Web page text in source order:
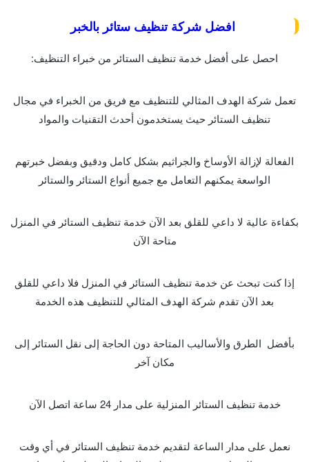
افضل شركة تنظيف ستائر بالخبر
احصل على أفضل خدمة تنظيف الستائر من خبراء التنظيف:
تعمل شركة الهدف المثالي للتنظيف مع فريق من الخبراء في مجال
تنظيف الستائر حيث يستخدمون أحدث التقنيات والمواد
الفعالة لإزالة الأوساخ والجراثيم بشكل كامل ودقيق وبفضل خبرتهم
الواسعة يمكنهم التعامل مع جميع أنواع الستائر والستائر
بكفاءة عالية لا داعي للقلق بعد الآن خدمة تنظيف الستائر في المنزل
متاحة الآن
إذا كنت تبحث عن خدمة تنظيف الستائر في المنزل فلا داعي للقلق
بعد الآن تقدم شركة الهدف المثالي للتنظيف هذه الخدمة
بأفضل الطرق والأساليب المتاحة دون الحاجة إلى نقل الستائر إلى
مكان آخر
خدمة تنظيف الستائر المنزلية على مدار 24 ساعة اتصل الآن
نعمل على مدار الساعة لتقديم خدمة تنظيف الستائر في أي وقت